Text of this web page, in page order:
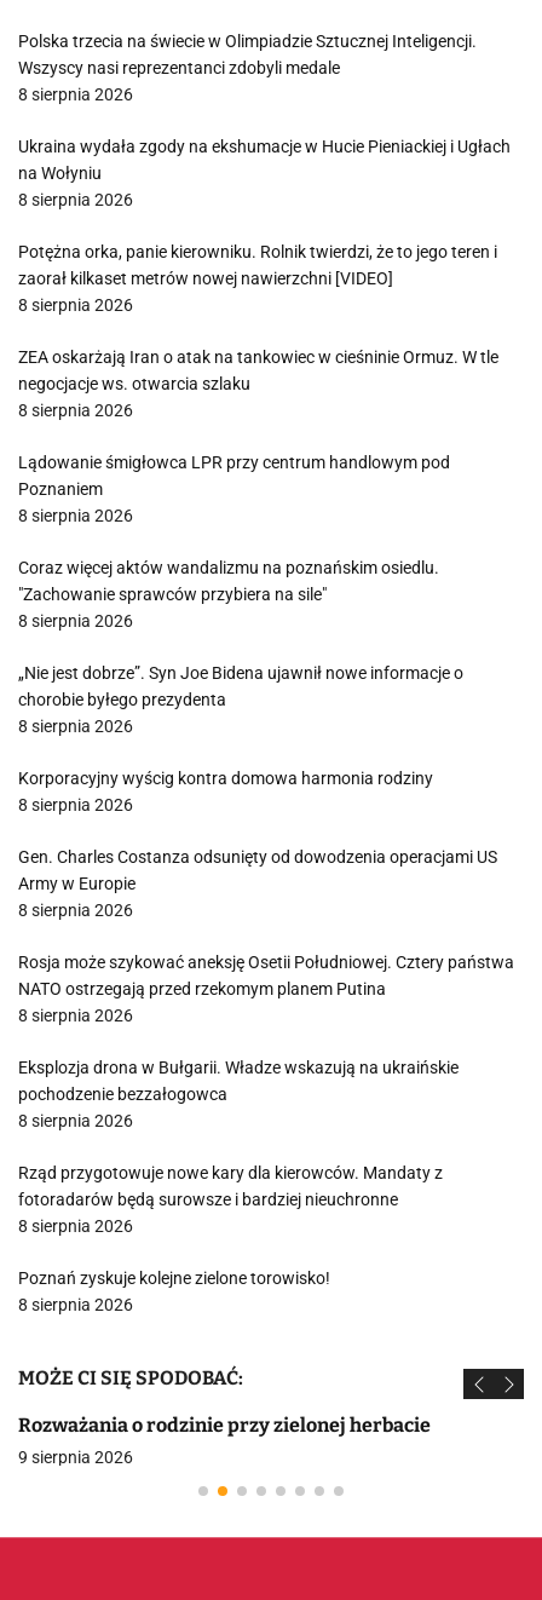
Polska trzecia na świecie w Olimpiadzie Sztucznej Inteligencji.
Wszyscy nasi reprezentanci zdobyli medale
8 sierpnia 2026
Ukraina wydała zgody na ekshumacje w Hucie Pieniackiej i Ugłach
na Wołyniu
8 sierpnia 2026
Potężna orka, panie kierowniku. Rolnik twierdzi, że to jego teren i
zaorał kilkaset metrów nowej nawierzchni [VIDEO]
8 sierpnia 2026
ZEA oskarżają Iran o atak na tankowiec w cieśninie Ormuz. W tle
negocjacje ws. otwarcia szlaku
8 sierpnia 2026
Lądowanie śmigłowca LPR przy centrum handlowym pod
Poznaniem
8 sierpnia 2026
Coraz więcej aktów wandalizmu na poznańskim osiedlu.
"Zachowanie sprawców przybiera na sile"
8 sierpnia 2026
„Nie jest dobrze”. Syn Joe Bidena ujawnił nowe informacje o
chorobie byłego prezydenta
8 sierpnia 2026
Korporacyjny wyścig kontra domowa harmonia rodziny
8 sierpnia 2026
Gen. Charles Costanza odsunięty od dowodzenia operacjami US
Army w Europie
8 sierpnia 2026
Rosja może szykować aneksję Osetii Południowej. Cztery państwa
NATO ostrzegają przed rzekomym planem Putina
8 sierpnia 2026
Eksplozja drona w Bułgarii. Władze wskazują na ukraińskie
pochodzenie bezzałogowca
8 sierpnia 2026
Rząd przygotowuje nowe kary dla kierowców. Mandaty z
fotoradarów będą surowsze i bardziej nieuchronne
8 sierpnia 2026
Poznań zyskuje kolejne zielone torowisko!
8 sierpnia 2026
MOŻE CI SIĘ SPODOBAĆ:
Rozważania o rodzinie przy zielonej herbacie
9 sierpnia 2026